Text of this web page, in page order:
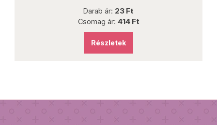
Darab ár: 23 Ft
Csomag ár: 414 Ft
Részletek